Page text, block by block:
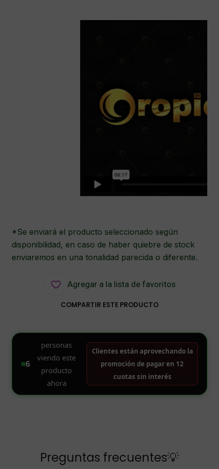
*Se enviará el producto seleccionado según
disponibilidad, en caso de haber quiebre de stock
enviaremos en una tonalidad parecida o diferente.
Agregar a la lista de favoritos
COMPARTIR ESTE PRODUCTO
Preguntas frecuentes💡